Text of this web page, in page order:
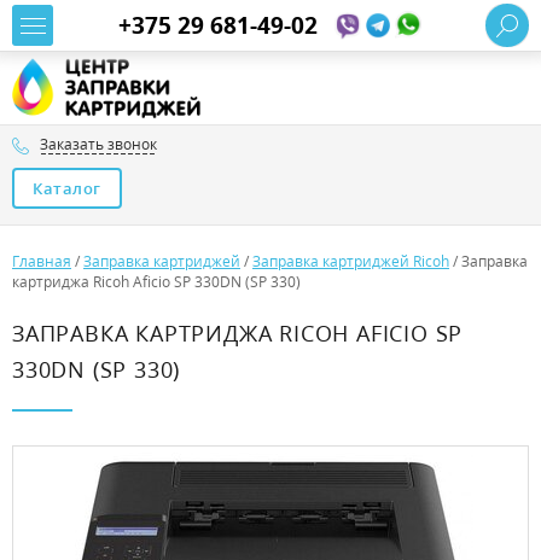
+375 29 681-49-02
Заказать звонок
Каталог
Главная /Заправка картриджей /Заправка картриджей Ricoh/Заправка
картриджа Ricoh Aficio SP 330DN (SP 330)
ЗАПРАВКА КАРТРИДЖА RICOH AFICIO SP
330DN (SP 330)